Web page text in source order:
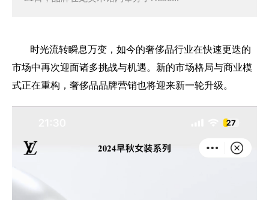
时光流转瞬息万变，如今的奢侈品行业在快速更迭的
市场中再次迎面诸多挑战与机遇。新的市场格局与商业模
式正在重构，奢侈品品牌营销也将迎来新一轮升级。